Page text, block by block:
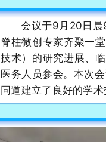
会议于9月20日晨
脊柱微创专家齐聚一
技术）的研究进展、
医务人员参会。本次
同道建立了良好的学术